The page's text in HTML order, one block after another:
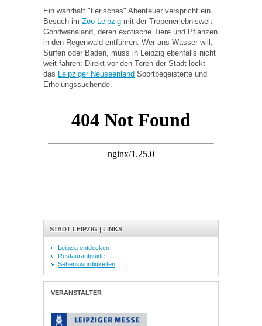
Ein wahrhaft "tierisches" Abenteuer verspricht ein
Besuch im Zoo Leipzig mit der Tropenerlebniswelt
Gondwanaland, deren exotische Tiere und Pflanzen
in den Regenwald entführen. Wer ans Wasser will,
Surfen oder Baden, muss in Leipzig ebenfalls nicht
weit fahren: Direkt vor den Toren der Stadt lockt
das Leipziger Neuseenland Sportbegeisterte und
Erholungssuchende.
STADT LEIPZIG | LINKS
Leipzig entdecken
Restaurantguide
Sehenswürdigkeiten
VERANSTALTER